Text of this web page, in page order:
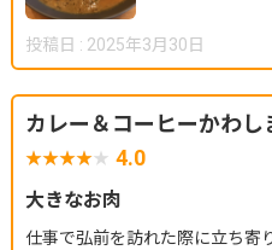
投稿日 : 2025年3月30日
カレー＆コーヒーかわし
4.0
大きなお肉
仕事で弘前を訪れた際に立ち寄